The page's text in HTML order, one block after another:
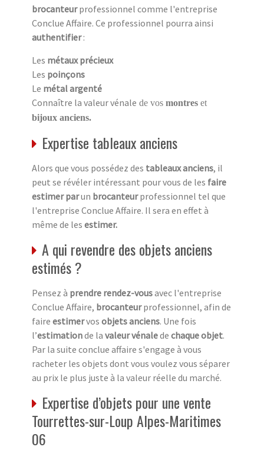
brocanteurprofessionnel comme l'entreprise
Conclue Affaire. Ce professionnel pourra ainsi
authentifier:
Les métaux précieux
Les poinçons
Le métal argenté
Connaître la valeur vénale de vos montres et
bijoux anciens.
Expertise tableaux anciens
Alors que vous possédez des tableaux anciens, il
peut se révéler intéressant pour vous de les faire
estimer parun brocanteurprofessionnel tel que
l'entreprise Conclue Affaire. Il sera en effet à
même de les estimer.
A qui revendre des objets anciens
estimés ?
Pensez à prendre rendez-vousavec l'entreprise
Conclue Affaire, brocanteurprofessionnel, afin de
faire estimervos objets anciens. Une fois
l’estimationde la valeur vénalede chaque objet.
Par la suite conclue affaire s'engage à vous
racheter les objets dont vous voulez vous séparer
au prix le plus juste à la valeur réelle du marché.
Expertise d’objets pour une vente
Tourrettes-sur-Loup Alpes-Maritimes
06